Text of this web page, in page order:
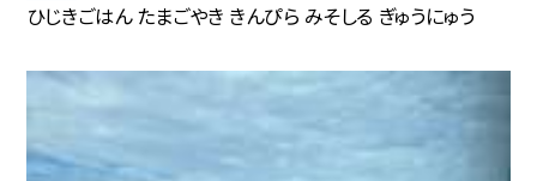
ひじきごはん たまごやき きんぴら みそしる ぎゅうにゅう